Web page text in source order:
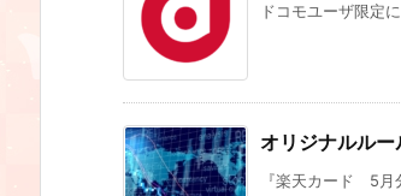
ドコモユーザ限定
オリジナルル
『楽天カード 5月